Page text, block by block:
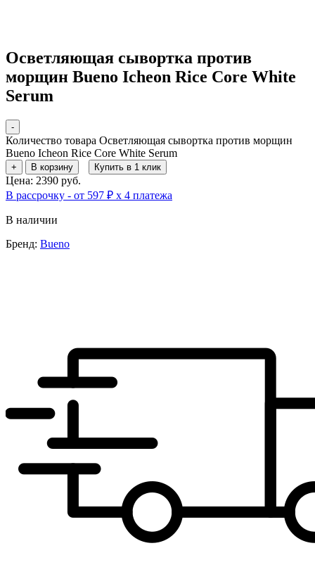
Осветляющая сывортка против
морщин Bueno Icheon Rice Core White
Serum
-
Количество товара Осветляющая сывортка против морщин
Bueno Icheon Rice Core White Serum
+ В корзину Купить в 1 клик
Цена: 2390 руб.
В рассрочку - от 597 ₽ х 4 платежа
В наличии
Бренд: Bueno